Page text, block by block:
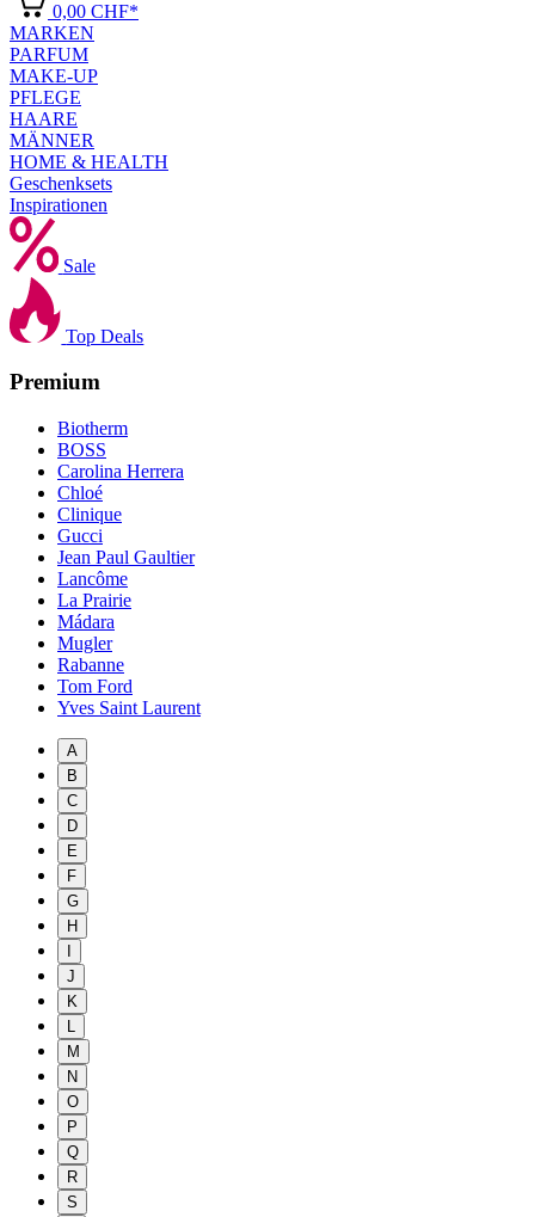
0,00 CHF*
MARKEN
PARFUM
MAKE-UP
PFLEGE
HAARE
MÄNNER
HOME & HEALTH
Geschenksets
Inspirationen
Sale
Top Deals
Premium
Biotherm
BOSS
Carolina Herrera
Chloé
Clinique
Gucci
Jean Paul Gaultier
Lancôme
La Prairie
Mádara
Mugler
Rabanne
Tom Ford
Yves Saint Laurent
A
B
C
D
E
F
G
H
J
K
L
M
N
O
P
Q
R
S